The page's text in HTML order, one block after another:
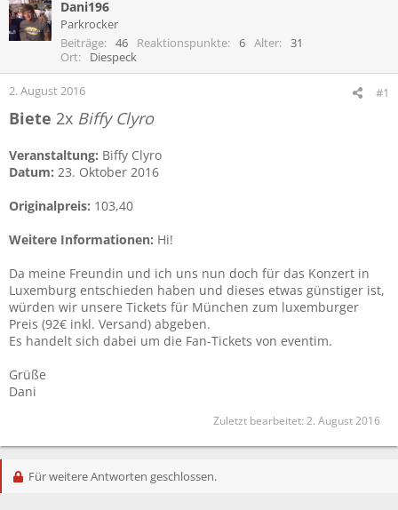
l
e
r
l
t
a
m
Dani196
Parkrocker
Beiträge
46 Reaktionspunkte 6 Alter
31
Ort
Diespeck
2. August 2016 #1
Biete 2x Biffy Clyro
Veranstaltung: Biffy Clyro
Datum: 23. Oktober 2016
Originalpreis: 103,40
Weitere Informationen: Hi!
Da meine Freundin und ich uns nun doch für das Konzert in
Luxemburg entschieden haben und dieses etwas günstiger ist,
würden wir unsere Tickets für München zum luxemburger
Preis (92€ inkl. Versand) abgeben.
Es handelt sich dabei um die Fan-Tickets von eventim.
Grüße
Dani
Zuletzt bearbeitet: 2. August 2016
Für weitere Antworten geschlossen.